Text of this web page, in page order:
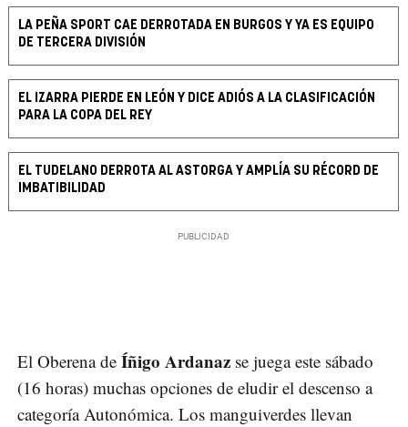
LA PEÑA SPORT CAE DERROTADA EN BURGOS Y YA ES EQUIPO
DE TERCERA DIVISIÓN
EL IZARRA PIERDE EN LEÓN Y DICE ADIÓS A LA CLASIFICACIÓN
PARA LA COPA DEL REY
EL TUDELANO DERROTA AL ASTORGA Y AMPLÍA SU RÉCORD DE
IMBATIBILIDAD
El Oberena de Íñigo Ardanaz se juega este sábado
(16 horas) muchas opciones de eludir el descenso a
categoría Autonómica. Los manguiverdes llevan